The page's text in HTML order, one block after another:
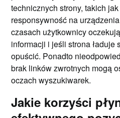
technicznych strony, takich
responsywność na
czasach użytkownicy
informacji i jeśli strona ładuje
opuścić. Ponadto
brak linków zwrotnych mogą
oczach wyszukiwarek.
Jakie korzyści